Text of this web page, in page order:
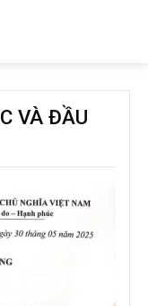
VÀ ĐẦU